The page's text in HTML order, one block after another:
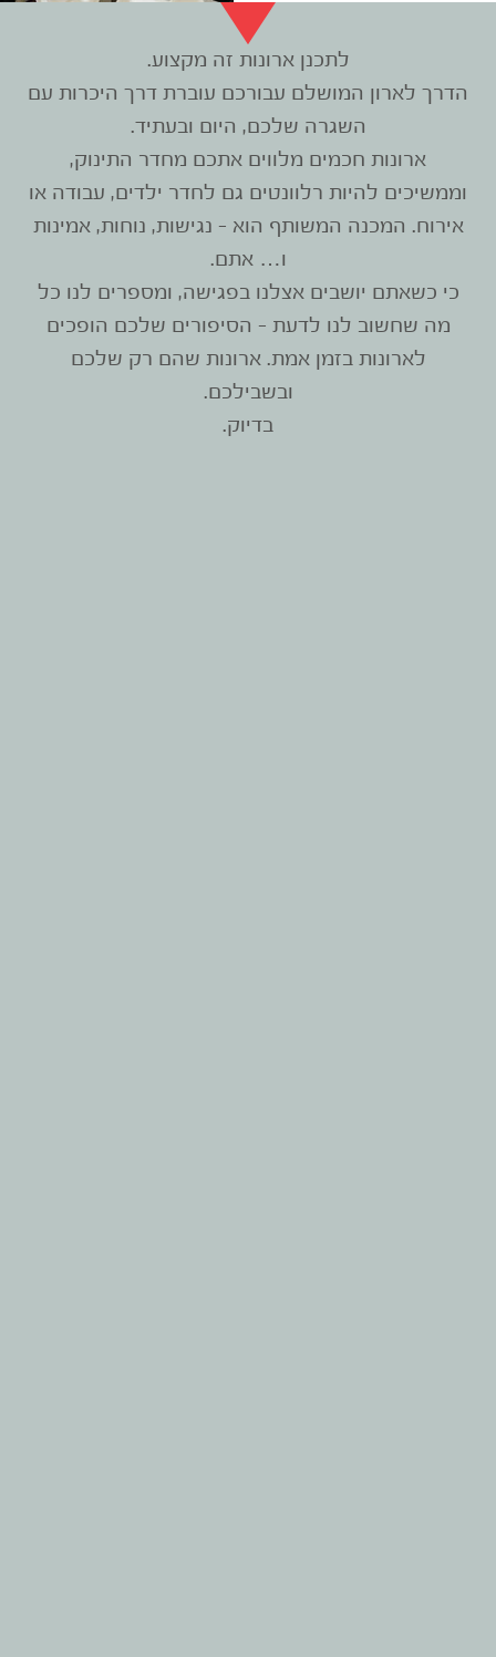
לתכנן ארונות זה מקצוע.
הדרך לארון המושלם עבורכם עוברת דרך היכרות עם
השגרה שלכם, היום ובעתיד.
ארונות חכמים מלווים אתכם מחדר התינוק,
וממשיכים להיות רלוונטים גם לחדר ילדים, עבודה או
אירוח. המכנה המשותף הוא – נגישות, נוחות, אמינות
ו… אתם.
כי כשאתם יושבים אצלנו בפגישה, ומספרים לנו כל
מה שחשוב לנו לדעת – הסיפורים שלכם הופכים
לארונות בזמן אמת. ארונות שהם רק שלכם
ובשבילכם.
בדיוק.